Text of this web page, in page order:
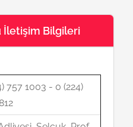
İletişim Bilgileri
757 1003 - 0 (224)